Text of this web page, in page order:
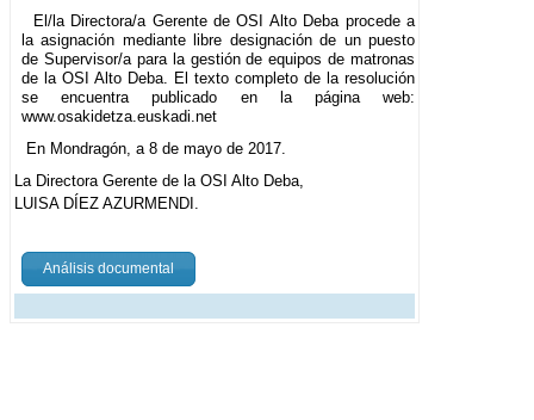
El/la Directora/a Gerente de OSI Alto Deba procede a
la asignación mediante libre designación de un puesto
de Supervisor/a para la gestión de equipos de matronas
de la OSI Alto Deba. El texto completo de la resolución
se encuentra publicado en la página web:
www.osakidetza.euskadi.net
En Mondragón, a 8 de mayo de 2017.
La Directora Gerente de la OSI Alto Deba,
LUISA DÍEZ AZURMENDI.
Análisis documental